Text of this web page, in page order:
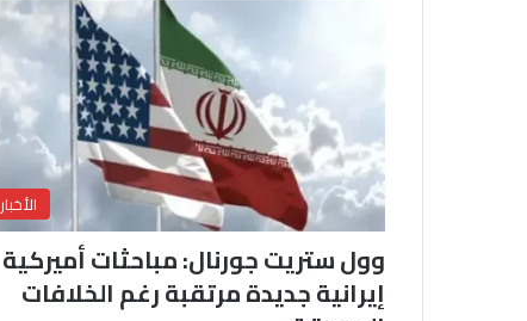
الأخبار
وول ستريت جورنال: مباحثات أميركية
إيرانية جديدة مرتقبة رغم الخلافات